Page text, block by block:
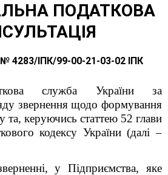
ПОДАТКОВА
№ 4283/ІПК/99-00-21-03-02 ІПК
служба України за
звернення щодо формування
та, керуючись статтею 52 глави
кодексу України (далі –
уПідприємства, яке